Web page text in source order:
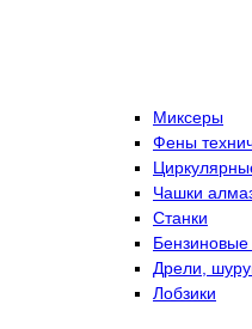
Миксеры
Фены
Чашки
Станки
Дрели,
Лобзики